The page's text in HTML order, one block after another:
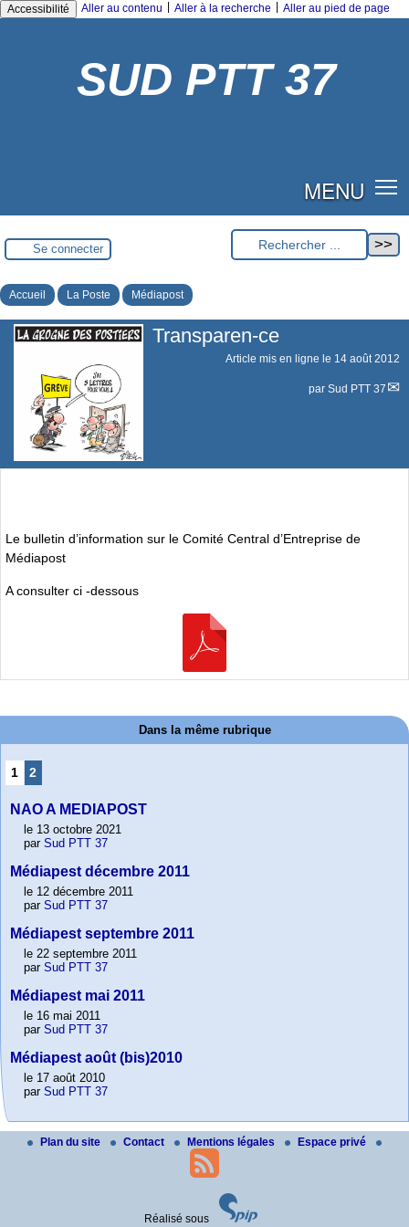
Accessibilité Aller au contenu Aller à la recherche Aller au pied de page
SUD PTT 37
MENU
Se connecter
Accueil La Poste Médiapost
Transparen-ce
Article mis en ligne le 14 août 2012
par Sud PTT 37
Le bulletin d’information sur le Comité Central d’Entreprise de
Médiapost
A consulter ci -dessous
Dans la même rubrique
1 2
NAO A MEDIAPOST
le 13 octobre 2021
par Sud PTT 37
Médiapest décembre 2011
le 12 décembre 2011
par Sud PTT 37
Médiapest septembre 2011
le 22 septembre 2011
par Sud PTT 37
Médiapest mai 2011
le 16 mai 2011
par Sud PTT 37
Médiapest août (bis)2010
le 17 août 2010
par Sud PTT 37
Plan du site Contact Mentions légales Espace privé
Réalisé sous